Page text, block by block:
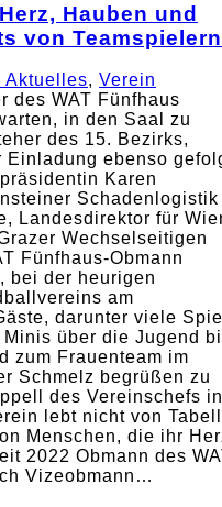
Hauben und
von Teamspielern
Aktuelles, Verein
des WAT Fünfhaus
in den Saal zu
des 15. Bezirks,
Einladung ebenso
Karen
Schadenlogistik
Landesdirektor für
Wechselseitigen
Fünfhaus-Obmann
bei der heurigen
am
darunter viele
über die Jugend
zum Frauenteam im
Schmelz begrüßen zu
des Vereinschefs in
lebt nicht von
Menschen, die ihr
2022 Obmann des
Vizeobmann…